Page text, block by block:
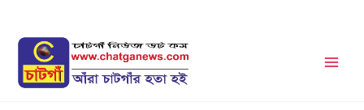
content